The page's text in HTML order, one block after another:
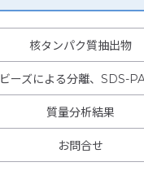
核タンパク質抽出物
ーズによる分離、SDS-
質量分析結果
お問合せ